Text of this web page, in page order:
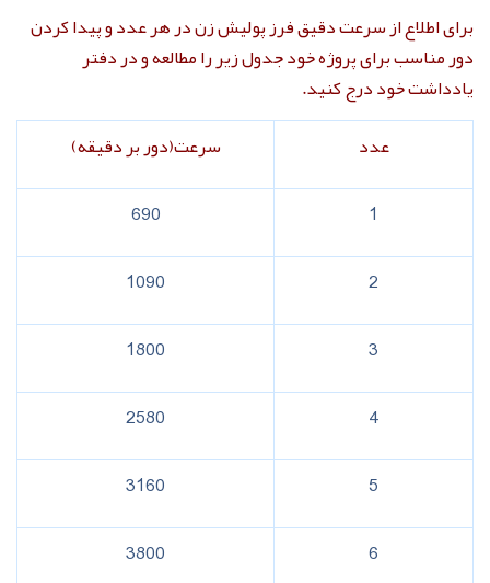
برای اطلاع از سرعت دقیق فرز پولیش زن در هر عدد و پیدا کردن
دور مناسب برای پروژه خود جدول زیر را مطالعه و در دفتر
یادداشت خود درج کنید.
عدد
سرعت(دور بر دقیقه)
1
690
2
1090
3
1800
4
2580
5
3160
6
3800